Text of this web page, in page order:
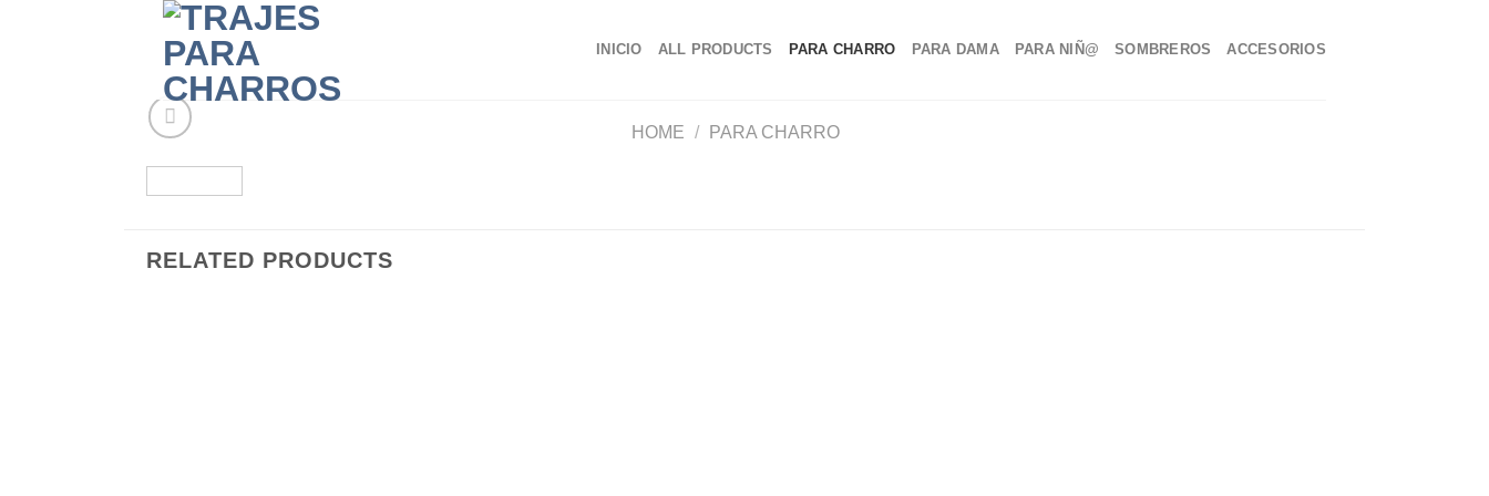
INICIO ALL PRODUCTS PARA CHARRO PARA DAMA PARA NIÑ@ SOMBREROS ACCESORIOS
HOME / PARA CHARRO
RELATED PRODUCTS